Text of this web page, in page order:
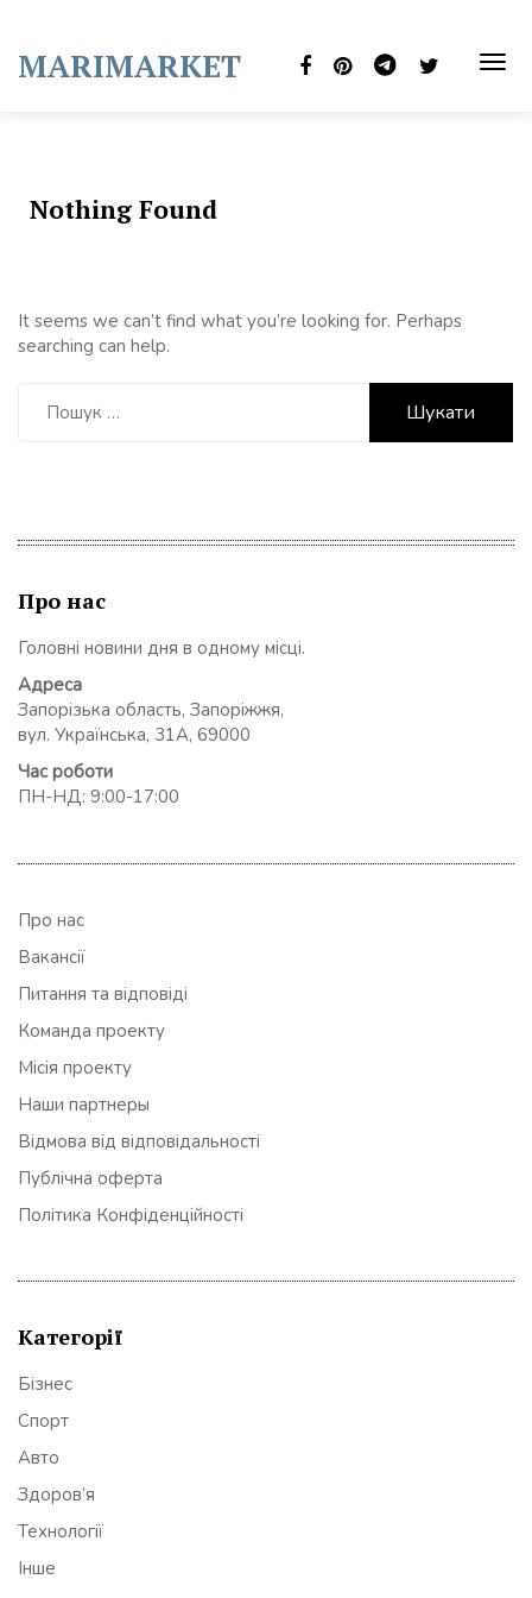
content
MARIMARKET
Nothing Found
It seems we can’t find what you’re looking for. Perhaps
searching can help.
Про нас
Головні новини дня в одному місці.
Адреса
Запорізька область, Запоріжжя,
вул. Українська, 31А, 69000
Час роботи
ПН-НД: 9:00-17:00
Про нас
Вакансії
Питання та відповіді
Команда проекту
Місія проекту
Наши партнеры
Відмова від відповідальності
Публічна оферта
Політика Конфіденційності
Категорії
Бізнес
Спорт
Авто
Здоров’я
Технології
Інше